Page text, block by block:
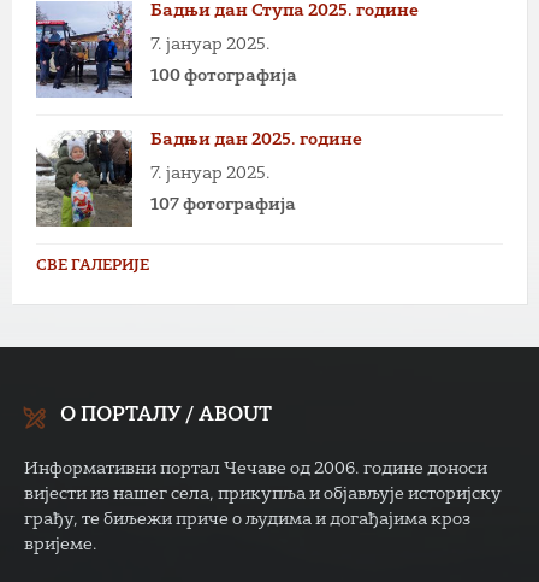
Бадњи дан Ступа 2025. године
7. јануар 2025.
100 фотографија
Бадњи дан 2025. године
7. јануар 2025.
107 фотографија
СВЕ ГАЛЕРИЈЕ
О ПОРТАЛУ / ABOUT
Информативни портал Чечаве од 2006. године доноси
вијести из нашег села, прикупља и објављује историјску
грађу, те биљежи приче о људима и догађајима кроз
вријеме.